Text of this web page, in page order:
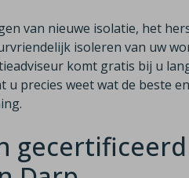
van nieuwe isolatie, het
isoleren van uw
komt gratis bij u
u precies weet wat de beste
gecertificeerd